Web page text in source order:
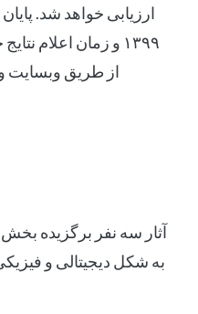
ارزیابی خواهد شد.
از طریق وبسایت
آثار سه نفر برگزیده
به شکل دیجیتالی و